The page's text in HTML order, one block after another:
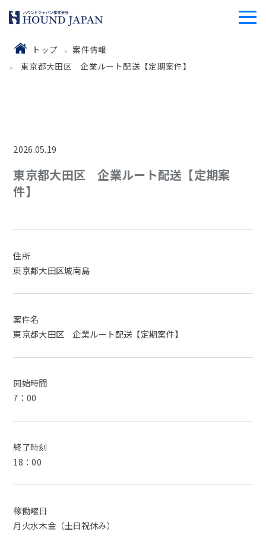
トップ
案件情報
東京都大田区 企業ルート配送【定期案件】
2026.05.19
東京都大田区 企業ルート配送【定期案
件】
住所
東京都大田区城南島
案件名
東京都大田区 企業ルート配送【定期案件】
開始時間
7：00
終了時刻
18：00
稼働曜日
月火水木金（土日祝休み）